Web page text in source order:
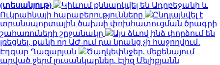
(տեսանյութ)
Կիևում քննարկվել են Ադրբեջանի և
Ուկրաինայի հարաբերությունները
Ընդլայնվել է
տրանսպորտային ծախսի փոխհատուցման ծրագրի
շահառուների շրջանակը
Այս ձևով ինձ փորձում են
լռեցնել, քանի որ ԱԺ-ում դա նրանց չի հաջողվում․
Էդգար Ղազարյան
Ծաղկեփնջեր, մեքենայում
արված ջերմ լուսանկարներ. Էլիզ Մելիքյանն